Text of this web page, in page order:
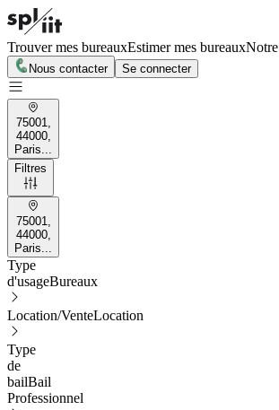
Trouver mes bureauxEstimer mes bureaux
Nous contacter Se connecter
75001,
44000,
Paris...
Filtres
75001,
44000,
Paris...
Type
d'usageBureaux
Location/VenteLocation
Type
de
bailBail
Professionnel